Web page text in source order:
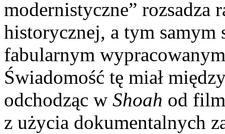
modernistyczne” rozsadza
historycznej, a tym samym
fabularnym
Świadomość tę miał
odchodząc w Shoah od
z użycia dokumentalnych